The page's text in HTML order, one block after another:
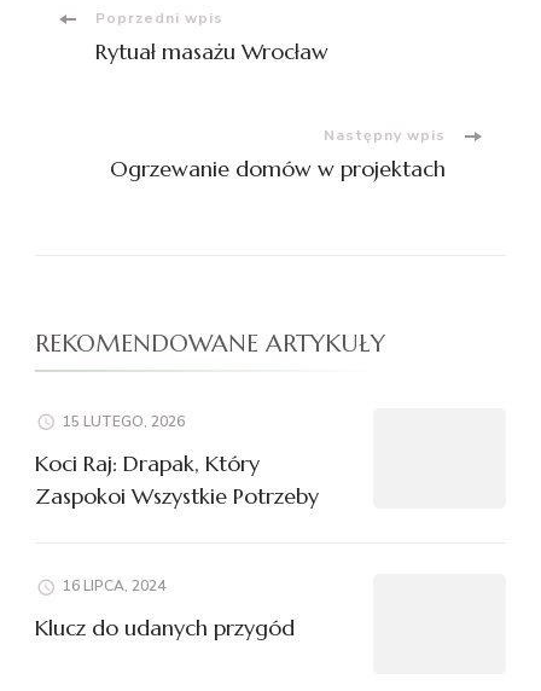
Nawigacja
Poprzedni wpis
Rytuał masażu Wrocław
Następny wpis
Ogrzewanie domów w projektach
REKOMENDOWANE ARTYKUŁY
15 LUTEGO, 2026
Koci Raj: Drapak, Który
Zaspokoi Wszystkie Potrzeby
16 LIPCA, 2024
Klucz do udanych przygód